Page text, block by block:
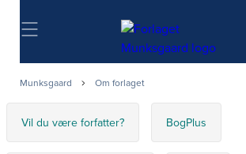
Søg
Munksgaard Om forlaget
Vil du være forfatter? BogPlus